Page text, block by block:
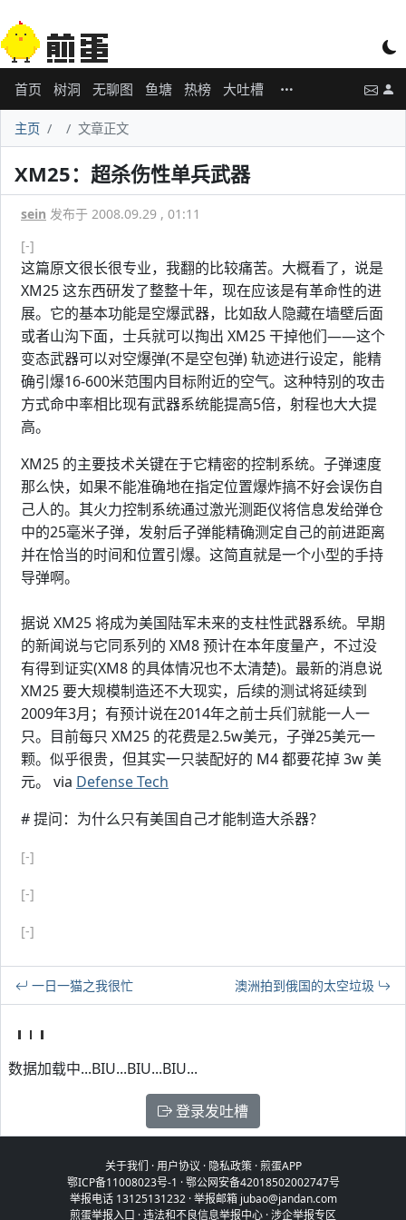
首页 树洞 无聊图 鱼塘 热榜 大吐槽
主页 文章正文
XM25：超杀伤性单兵武器
sein 发布于 2008.09.29 , 01:11
[-]
这篇原文很长很专业，我翻的比较痛苦。大概看了，说是
XM25 这东西研发了整整十年，现在应该是有革命性的进
展。它的基本功能是空爆武器，比如敌人隐藏在墙壁后面
或者山沟下面，士兵就可以掏出 XM25 干掉他们——这个
变态武器可以对空爆弹(不是空包弹) 轨迹进行设定，能精
确引爆16-600米范围内目标附近的空气。这种特别的攻击
方式命中率相比现有武器系统能提高5倍，射程也大大提
高。
XM25 的主要技术关键在于它精密的控制系统。子弹速度
那么快，如果不能准确地在指定位置爆炸搞不好会误伤自
己人的。其火力控制系统通过激光测距仪将信息发给弹仓
中的25毫米子弹，发射后子弹能精确测定自己的前进距离
并在恰当的时间和位置引爆。这简直就是一个小型的手持
导弹啊。
据说 XM25 将成为美国陆军未来的支柱性武器系统。早期
的新闻说与它同系列的 XM8 预计在本年度量产，不过没
有得到证实(XM8 的具体情况也不太清楚)。最新的消息说
XM25 要大规模制造还不大现实，后续的测试将延续到
2009年3月；有预计说在2014年之前士兵们就能一人一
只。目前每只 XM25 的花费是2.5w美元，子弹25美元一
颗。似乎很贵，但其实一只装配好的 M4 都要花掉 3w 美
元。 via Defense Tech
# 提问：为什么只有美国自己才能制造大杀器？
[-]
[-]
[-]
一日一猫之我很忙 澳洲拍到俄国的太空垃圾
数据加载中...BIU...BIU...BIU...
登录发吐槽
关于我们 ·用户协议 · 隐私政策·煎蛋APP
鄂ICP备11008023号-1 ·鄂公网安备42018502002747号
举报电话 13125131232 · 举报邮箱 jubao@jandan.com
煎蛋举报入口 ·违法和不良信息举报中心 ·涉企举报专区